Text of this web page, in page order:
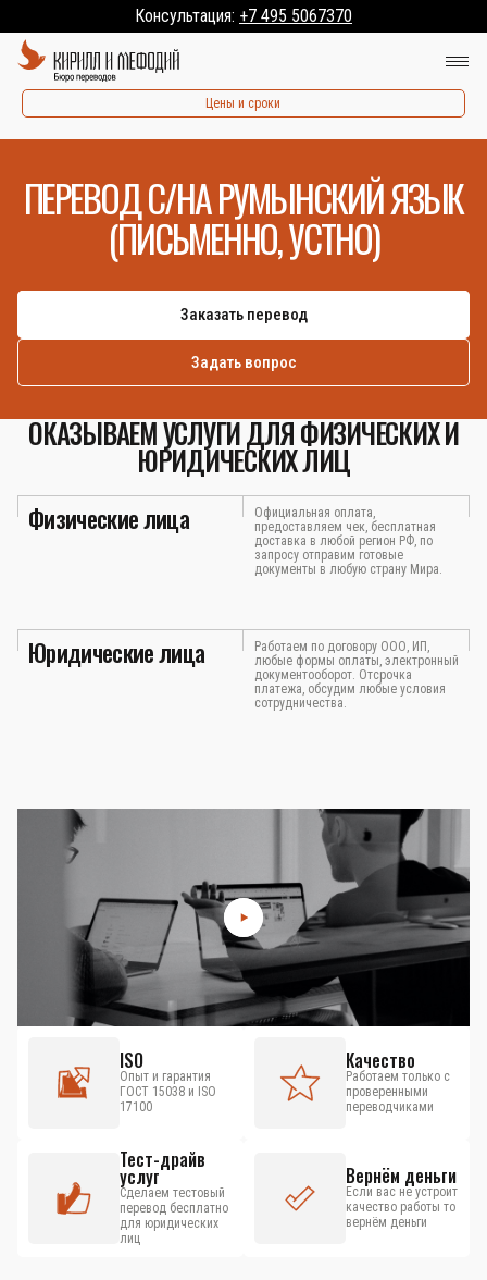
Консультация: +7 495 5067370
Цены и сроки
ПЕРЕВОД С/НА РУМЫНСКИЙ ЯЗЫК
(ПИСЬМЕННО, УСТНО)
Заказать перевод
Задать вопрос
ОКАЗЫВАЕМ УСЛУГИ ДЛЯ ФИЗИЧЕСКИХ И
ЮРИДИЧЕСКИХ ЛИЦ
Физические лица
Официальная оплата,
предоставляем чек, бесплатная
доставка в любой регион РФ, по
запросу отправим готовые
документы в любую страну Мира.
Юридические лица
Работаем по договору ООО, ИП,
любые формы оплаты, электронный
документооборот. Отсрочка
платежа, обсудим любые условия
сотрудничества.
ISO
Опыт и гарантия
ГОСТ 15038 и ISO
17100
Качество
Работаем только с
проверенными
переводчиками
Тест-драйв
услуг
Сделаем тестовый
перевод бесплатно
для юридических
лиц
Вернём деньги
Если вас не устроит
качество работы то
вернём деньги